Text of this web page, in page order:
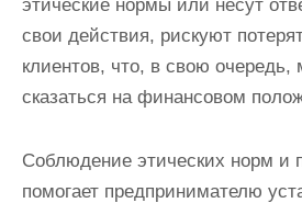
этические нормы или несут
свои действия, рискуют
клиентов, что, в свою очередь,
сказаться на финансовом
Соблюдение этических норм и
помогает предпринимателю